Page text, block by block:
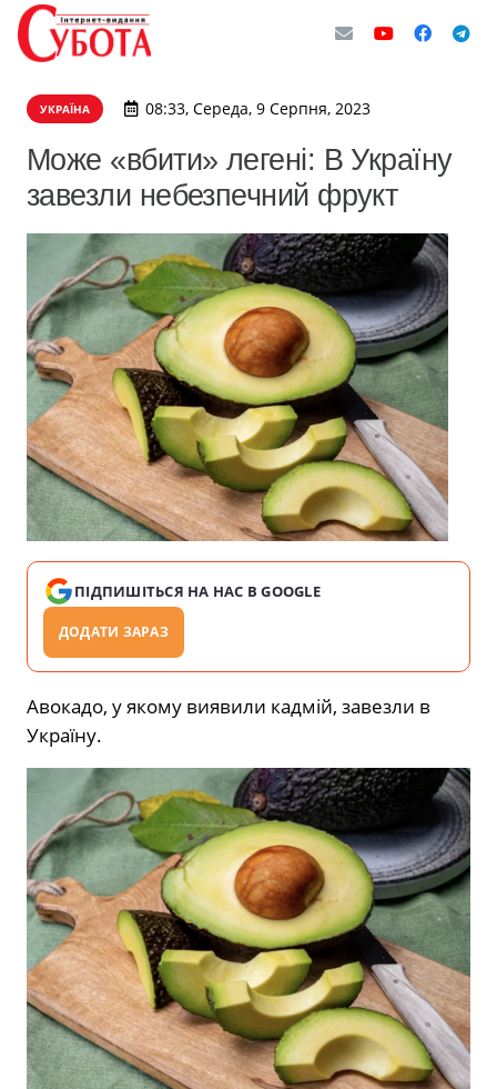
УКРАЇНА 08:33, Середа, 9 Серпня, 2023
Може «вбити» легені: В Україну
завезли небезпечний фрукт
ПІДПИШІТЬСЯ НА НАС В GOOGLE
ДОДАТИ ЗАРАЗ
Авокадо, у якому виявили кадмій, завезли в
Україну.